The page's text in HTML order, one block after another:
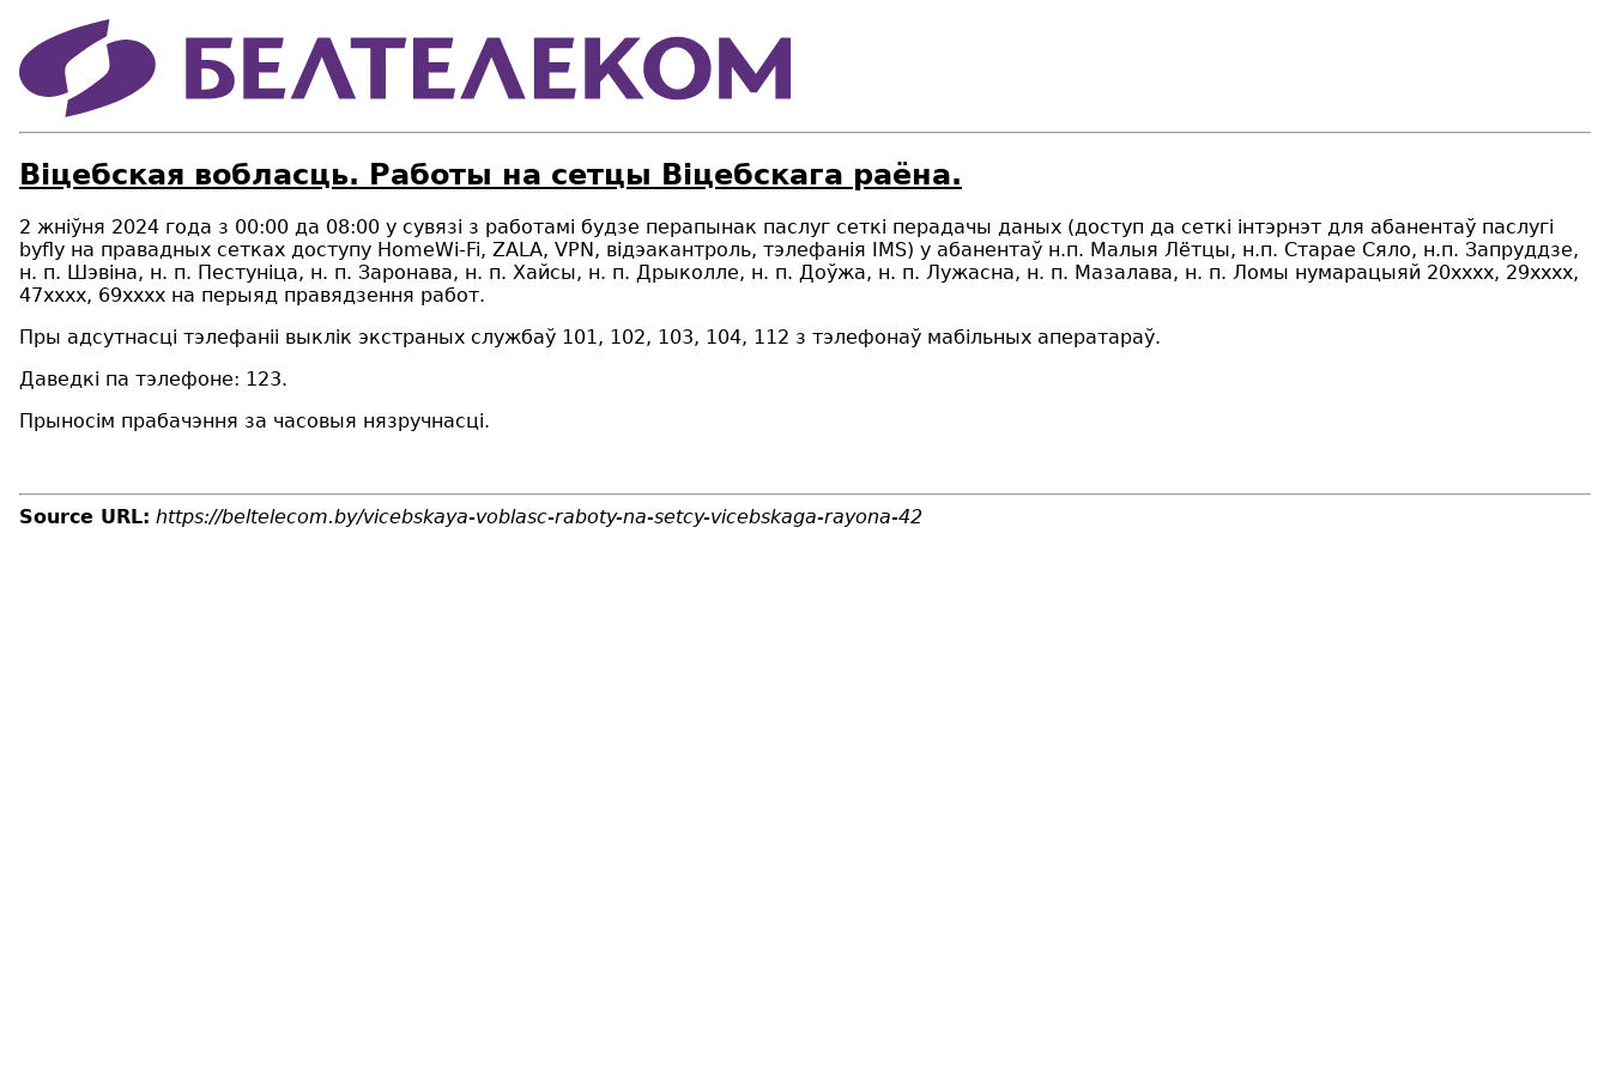
Віцебская вобласць. Работы на сетцы Віцебскага раёна.
2 жніўня 2024 года з 00:00 да 08:00 у сувязі з работамі будзе перапынак паслуг сеткі перадачы даных (доступ да сеткі інтэрнэт для абанентаў паслугі
byfly на правадных сетках доступу HomeWi-Fi, ZALA, VPN, відэакантроль, тэлефанія IMS) у абанентаў н.п. Малыя Лётцы, н.п. Старае Сяло, н.п. Запруддзе,
н. п. Шэвіна, н. п. Пестуніца, н. п. Заронава, н. п. Хайсы, н. п. Дрыколле, н. п. Доўжа, н. п. Лужасна, н. п. Мазалава, н. п. Ломы нумарацыяй 20хххх, 29хххх,
47хххх, 69xxxx на перыяд правядзення работ.
Пры адсутнасці тэлефаніі выклік экстраных службаў 101, 102, 103, 104, 112 з тэлефонаў мабільных аператараў.
Даведкі па тэлефоне: 123.
Прыносім прабачэння за часовыя нязручнасці.
Source URL: https://beltelecom.by/vicebskaya-voblasc-raboty-na-setcy-vicebskaga-rayona-42